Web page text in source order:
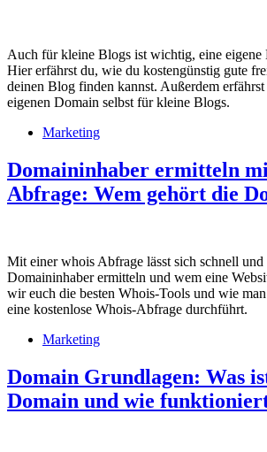
Auch für kleine Blogs ist wichtig, eine eigene
Hier erfährst du, wie du kostengünstig gute
deinen Blog finden kannst. Außerdem
eigenen Domain selbst für kleine Blogs.
Marketing
Domaininhaber ermitteln
Abfrage: Wem gehört die
Mit einer whois Abfrage lässt sich schnell und
Domaininhaber ermitteln und wem eine
wir euch die besten Whois-Tools und wie
eine kostenlose Whois-Abfrage durchführt.
Marketing
Domain Grundlagen: Was
Domain und wie